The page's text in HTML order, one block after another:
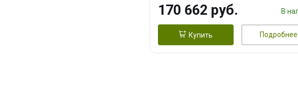
SSD)
170 662 руб. В
Купить Подробнее